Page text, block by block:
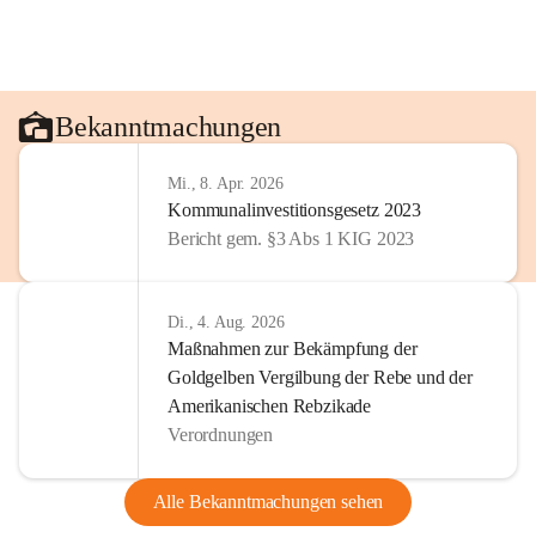
Bekanntmachungen
Mi., 8. Apr. 2026
Kommunalinvestitionsgesetz 2023
Bericht gem. §3 Abs 1 KIG 2023
Di., 4. Aug. 2026
Maßnahmen zur Bekämpfung der
Goldgelben Vergilbung der Rebe und der
Amerikanischen Rebzikade
Verordnungen
Alle Bekanntmachungen sehen